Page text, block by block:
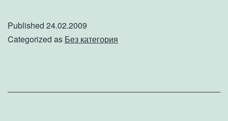
познат
Published 24.02.2009
Categorized as Без категория